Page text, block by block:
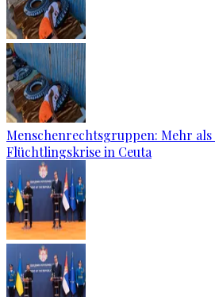
Menschenrechtsgruppen: Mehr als
Flüchtlingskrise in Ceuta